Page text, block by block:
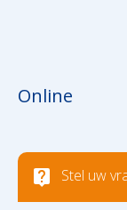
Online
Stel uw